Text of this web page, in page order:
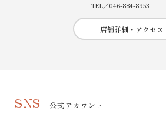
TEL／046-884-8953
店舗詳細・アクセス
SNS 公式アカウント